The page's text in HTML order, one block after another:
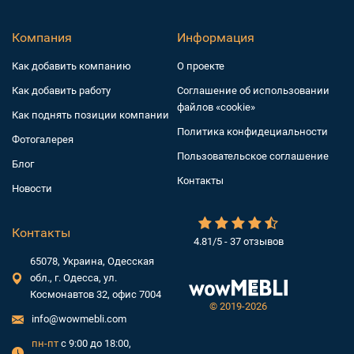
© 2019-2026
4.81/5 - 37 отзывов
Компания
Как добавить компанию
Как добавить работу
Как поднять позиции компании
Фотогалерея
Блог
Новости
Информация
О проекте
Соглашение об использовании
файлов «cookie»
Политика конфидециальности
Пользовательское соглашение
Контакты
Контакты
65078, Украина, Одесская
обл., г. Одесса, ул.
Космонавтов 32, офис 7004
info@wowmebli.com
пн-пт с 9:00 до 18:00,